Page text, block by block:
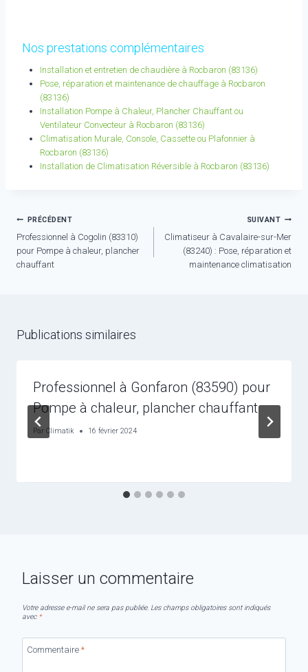
Nos prestations complémentaires
Installation et entretien de chaudière à Rocbaron (83136)
Pose, réparation et maintenance de chauffage à Rocbaron
(83136)
Installation Pompe à Chaleur, Plancher Chauffant ou
Ventilateur Convecteur à Rocbaron (83136)
Climatisation Murale, Console, Cassette ou Plafonnier à
Rocbaron (83136)
Installation de Climatisation Réversible à Rocbaron (83136)
Navigation
de
l’article
PRÉCÉDENT
Professionnel à Cogolin (83310)
pour Pompe à chaleur, plancher
chauffant
SUIVANT
Climatiseur à Cavalaire-sur-Mer
(83240) : Pose, réparation et
maintenance climatisation
Publications similaires
Professionnel à Gonfaron (83590) pour
Pompe à chaleur, plancher chauffant
Par Climatik 16 février 2024
Laisser un commentaire
Votre adresse e-mail ne sera pas publiée. Les champs obligatoires sont indiqués
avec *
Commentaire *